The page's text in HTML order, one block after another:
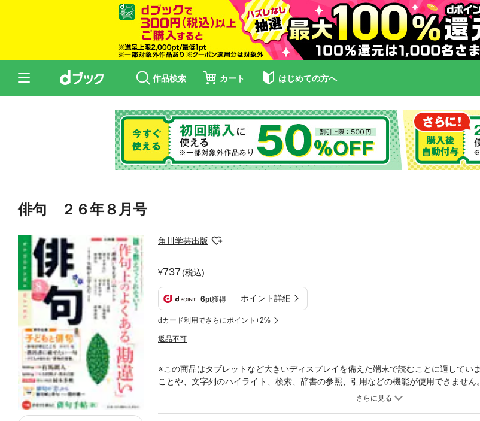
作品検索 カート はじめての方へ
俳句 ２６年８月号
角川学芸出版
737(税込)
6pt獲得 ポイント詳細
dカード利用でさらにポイント+2%
返品不可
※この商品はタブレットなど大きいディスプレイを備えた端末で読むことに適してい
ことや、文字列のハイライト、検索、辞書の参照、引用などの機能が使用できません
い！ 作句上のよくある「勘違い」〉。俳句を始めて数年の人が陥りやすい作句の落